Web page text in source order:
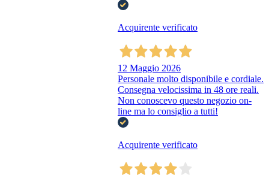
Acquirente verificato
12 Maggio 2026
Personale molto disponibile e cordiale.
Consegna velocissima in 48 ore reali.
Non conoscevo questo negozio on-
line ma lo consiglio a tutti!
Acquirente verificato